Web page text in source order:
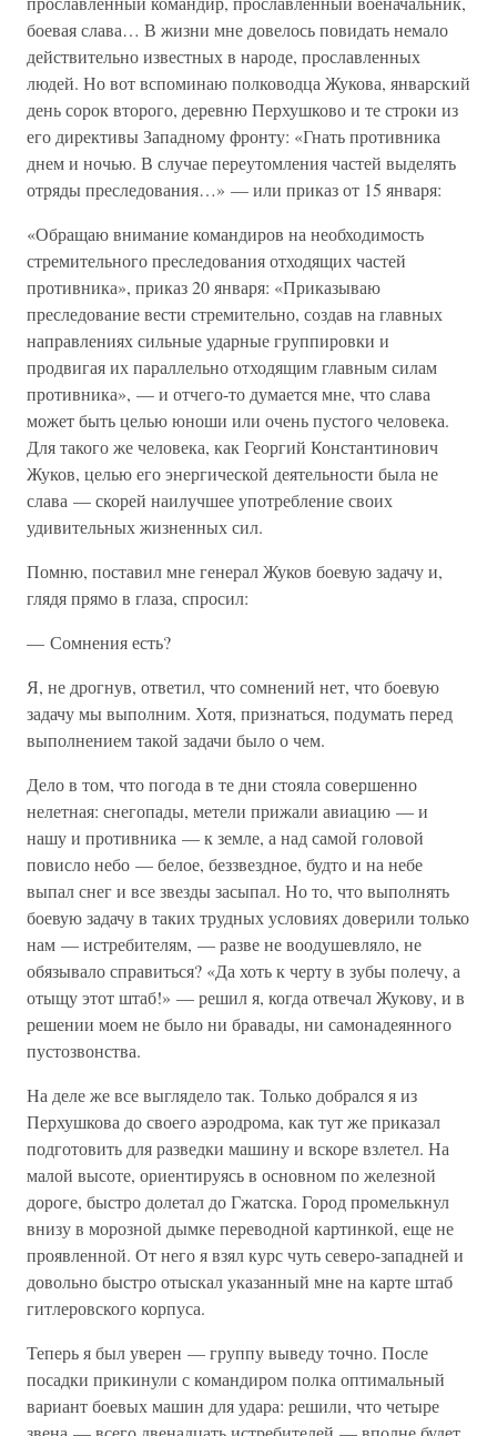
боевая слава… В жизни мне довелось повидать немало
действительно известных в народе, прославленных
людей. Но вот вспоминаю полководца Жукова, январский
день сорок второго, деревню Перхушково и те строки из
его директивы Западному фронту: «Гнать противника
днем и ночью. В случае переутомления частей выделять
отряды преследования…» — или приказ от 15 января:
«Обращаю внимание командиров на необходимость
стремительного преследования отходящих частей
противника», приказ 20 января: «Приказываю
преследование вести стремительно, создав на главных
направлениях сильные ударные группировки и
продвигая их параллельно отходящим главным силам
противника», — и отчего-то думается мне, что слава
может быть целью юноши или очень пустого человека.
Для такого же человека, как Георгий Константинович
Жуков, целью его энергической деятельности была не
слава — скорей наилучшее употребление своих
удивительных жизненных сил.
Помню, поставил мне генерал Жуков боевую задачу и,
глядя прямо в глаза, спросил:
— Сомнения есть?
Я, не дрогнув, ответил, что сомнений нет, что боевую
задачу мы выполним. Хотя, признаться, подумать перед
выполнением такой задачи было о чем.
Дело в том, что погода в те дни стояла совершенно
нелетная: снегопады, метели прижали авиацию — и
нашу и противника — к земле, а над самой головой
повисло небо — белое, беззвездное, будто и на небе
выпал снег и все звезды засыпал. Но то, что выполнять
боевую задачу в таких трудных условиях доверили только
нам — истребителям, — разве не воодушевляло, не
обязывало справиться? «Да хоть к черту в зубы полечу, а
отыщу этот штаб!» — решил я, когда отвечал Жукову, и в
решении моем не было ни бравады, ни самонадеянного
пустозвонства.
На деле же все выглядело так. Только добрался я из
Перхушкова до своего аэродрома, как тут же приказал
подготовить для разведки машину и вскоре взлетел. На
малой высоте, ориентируясь в основном по железной
дороге, быстро долетал до Гжатска. Город промелькнул
внизу в морозной дымке переводной картинкой, еще не
проявленной. От него я взял курс чуть северо-западней и
довольно быстро отыскал указанный мне на карте штаб
гитлеровского корпуса.
Теперь я был уверен — группу выведу точно. После
посадки прикинули с командиром полка оптимальный
вариант боевых машин для удара: решили, что четыре